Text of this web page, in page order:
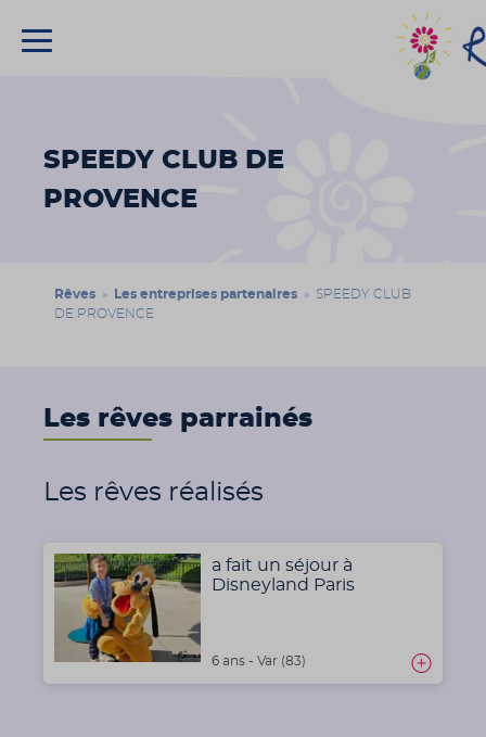
SPEEDY CLUB DE
PROVENCE
Rêves » Les entreprises partenaires » SPEEDY CLUB
DE PROVENCE
Les rêves parrainés
Les rêves réalisés
a fait un séjour à
Disneyland Paris
6 ans - Var (83)